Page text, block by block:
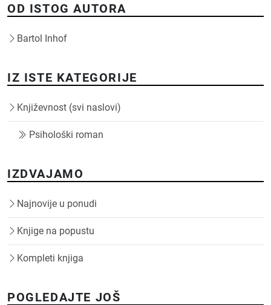
OD ISTOG AUTORA
Bartol Inhof
IZ ISTE KATEGORIJE
Književnost (svi naslovi)
Psihološki roman
IZDVAJAMO
Najnovije u ponudi
Knjige na popustu
Kompleti knjiga
POGLEDAJTE JOŠ